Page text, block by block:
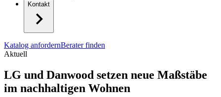
Kontakt
Katalog anfordernBerater finden
Aktuell
LG und Danwood setzen neue Maßstäbe
im nachhaltigen Wohnen